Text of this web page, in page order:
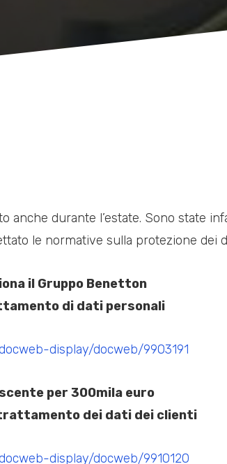
anche durante l’estate. Sono state
le normative sulla protezione dei
il Gruppo Benetton
di dati personali
display/docweb/9903191
per 300mila euro
dei dati dei clienti
display/docweb/9910120